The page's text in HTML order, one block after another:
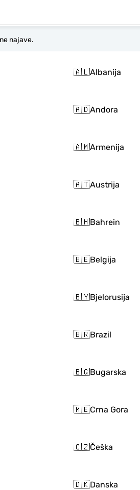
najave.
🇦🇱Albanija
🇦🇩Andora
🇦🇲Armenija
🇦🇹Austrija
🇧🇭Bahrein
🇧🇪Belgija
🇧🇾Bjelorusija
🇧🇷Brazil
🇧🇬Bugarska
🇲🇪Crna Gora
🇨🇿Češka
🇩🇰Danska